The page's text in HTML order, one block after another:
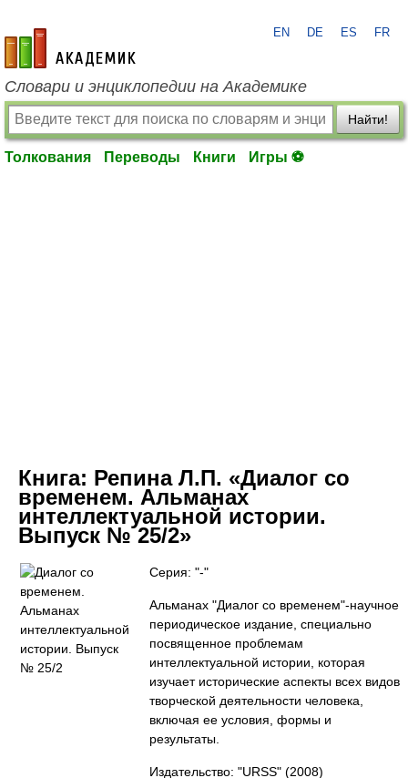
academic.ru
EN DE ES FR
Словари и энциклопедии на Академике
Найти!
Толкования Переводы Книги Игры ⚽
Книга: Репина Л.П. «Диалог со
временем. Альманах
интеллектуальной истории.
Выпуск № 25/2»
Серия: "-"
Альманах "Диалог со временем"-научное
периодическое издание, специально
посвященное проблемам
интеллектуальной истории, которая
изучает исторические аспекты всех видов
творческой деятельности человека,
включая ее условия, формы и
результаты.
Издательство: "URSS" (2008)